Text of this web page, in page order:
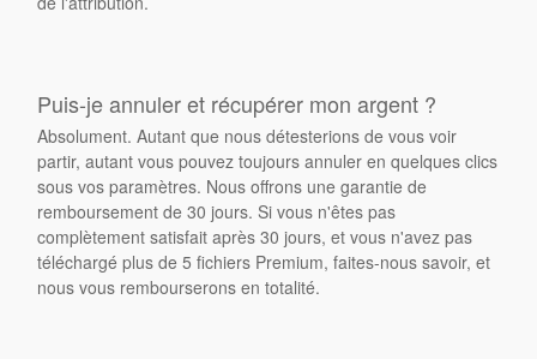
Puis-je annuler et récupérer mon argent ?
Absolument. Autant que nous détesterions de vous voir
partir, autant vous pouvez toujours annuler en quelques clics
sous vos paramètres. Nous offrons une garantie de
remboursement de 30 jours. Si vous n'êtes pas
complètement satisfait après 30 jours, et vous n'avez pas
téléchargé plus de 5 fichiers Premium, faites-nous savoir, et
nous vous rembourserons en totalité.